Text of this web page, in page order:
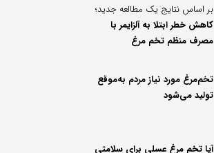
بر اساس نتایج یک مطالعه جدید؛
کاهش خطر ابتلا به آلزایمر با
مصرف منظم تخم‌ مرغ
تخم‌مرغ مورد نیاز مردم به‌موقع
تولید می‌شود
آیا تخم مرغ عسلی برای سلامتی